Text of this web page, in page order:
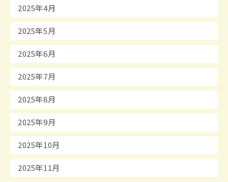
2025年4月
2025年5月
2025年6月
2025年7月
2025年8月
2025年9月
2025年10月
2025年11月